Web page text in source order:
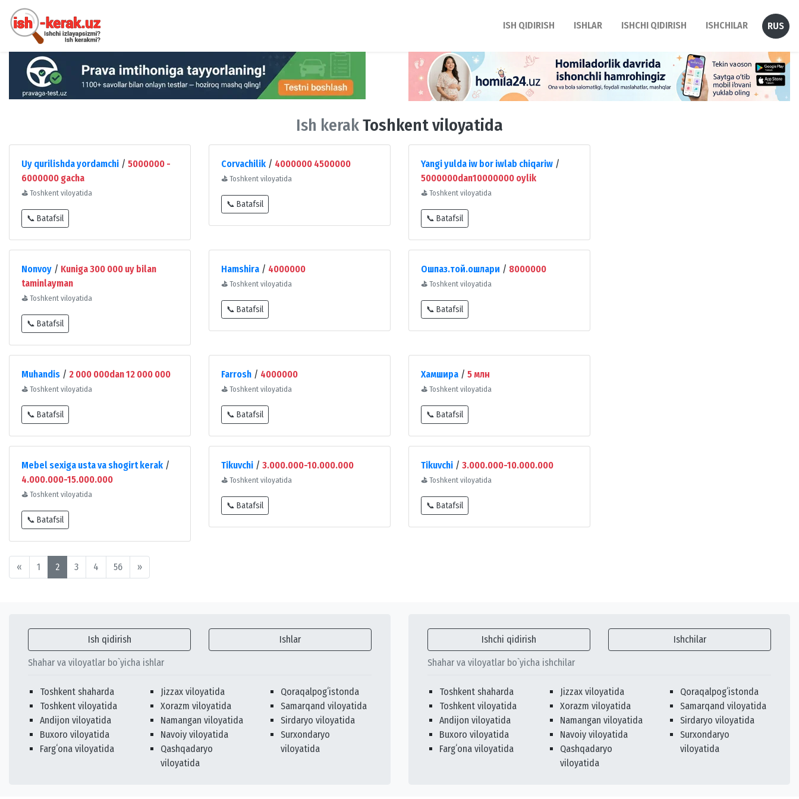
ISH QIDIRISH ISHLAR ISHCHI QIDIRISH ISHCHILAR RUS
Ish kerakToshkent viloyatida
Uy qurilishda yordamchi / 5000000 -
6000000 gacha
⛳ Toshkent viloyatida
📞 Batafsil
Corvachilik / 4000000 4500000
⛳ Toshkent viloyatida
📞 Batafsil
Yangi yulda iw bor iwlab chiqariw /
5000000dan10000000 oylik
⛳ Toshkent viloyatida
📞 Batafsil
Nonvoy / Kuniga 300 000 uy bilan
taminlayman
⛳ Toshkent viloyatida
📞 Batafsil
Hamshira / 4000000
⛳ Toshkent viloyatida
📞 Batafsil
Ошпаз.той.ошлари / 8000000
⛳ Toshkent viloyatida
📞 Batafsil
Muhandis / 2 000 000dan 12 000 000
⛳ Toshkent viloyatida
📞 Batafsil
Farrosh / 4000000
⛳ Toshkent viloyatida
📞 Batafsil
Хамшира / 5 млн
⛳ Toshkent viloyatida
📞 Batafsil
Mebel sexiga usta va shogirt kerak /
4.000.000-15.000.000
⛳ Toshkent viloyatida
📞 Batafsil
Tikuvchi / 3.000.000-10.000.000
⛳ Toshkent viloyatida
📞 Batafsil
Tikuvchi / 3.000.000-10.000.000
⛳ Toshkent viloyatida
📞 Batafsil
« 1 2 3 4 56 »
Ish qidirish Ishlar
Shahar va viloyatlar bo`yicha ishlar
Toshkent shaharda
Toshkent viloyatida
Andijon viloyatida
Buxoro viloyatida
Fargʻona viloyatida
Jizzax viloyatida
Xorazm viloyatida
Namangan viloyatida
Navoiy viloyatida
Qashqadaryo
viloyatida
Qoraqalpogʻistonda
Samarqand viloyatida
Sirdaryo viloyatida
Surxondaryo
viloyatida
Ishchi qidirish Ishchilar
Shahar va viloyatlar bo`yicha ishchilar
Toshkent shaharda
Toshkent viloyatida
Andijon viloyatida
Buxoro viloyatida
Fargʻona viloyatida
Jizzax viloyatida
Xorazm viloyatida
Namangan viloyatida
Navoiy viloyatida
Qashqadaryo
viloyatida
Qoraqalpogʻistonda
Samarqand viloyatida
Sirdaryo viloyatida
Surxondaryo
viloyatida